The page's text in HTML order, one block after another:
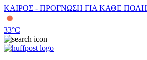
ΚΑΙΡΟΣ - ΠΡΟΓΝΩΣΗ ΓΙΑ ΚΑΘΕ ΠΟΛΗ
33°C